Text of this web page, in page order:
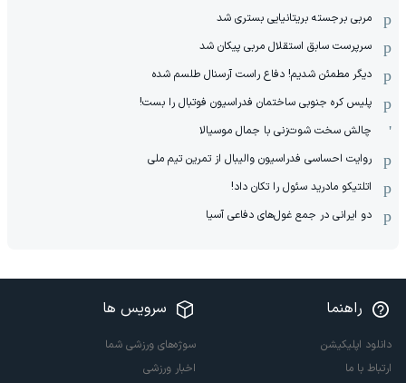
مربی برجسته بریتانیایی بستری شد
سرپرست سابق استقلال مربی پیکان شد
دیگر مطمئن شدیم! دفاع راست آرسنال طلسم شده
پلیس کره ‌جنوبی ساختمان فدراسیون فوتبال را بست!
چالش سخت شوت‌زنی با جمال موسیالا
روایت احساسی فدراسیون والیبال از تمرین تیم ملی
اتلتیکو مادرید سئول را تکان داد!
دو ایرانی در جمع غول‌های دفاعی آسیا
راهنما
دانلود اپلیکیشن
ارتباط با ما
سرویس ها
سوژه‌های ورزشی شما
اخبار ورزشی